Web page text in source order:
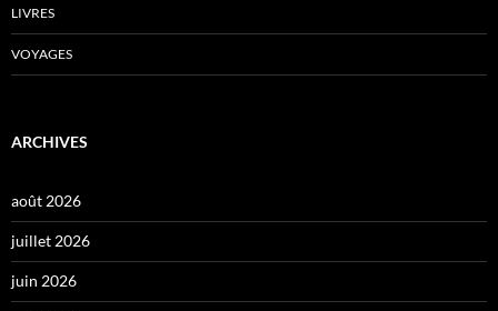
LIVRES
VOYAGES
ARCHIVES
août 2026
juillet 2026
juin 2026